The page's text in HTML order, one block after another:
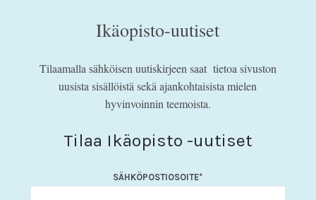
Ikäopisto-uutiset
Tilaamalla sähköisen uutiskirjeen saat tietoa sivuston
uusista sisällöistä sekä ajankohtaisista mielen
hyvinvoinnin teemoista.
Tilaa Ikäopisto -uutiset
SÄHKÖPOSTIOSOITE*